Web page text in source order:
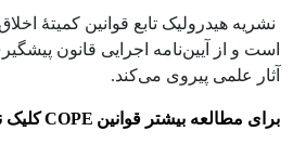
است و از آیین‌نامه اجرایی قانون
آثار علمی پیروی می‌کند.
برای مطالعه بیشتر قوانین کلیک